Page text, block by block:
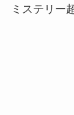
ミステリー